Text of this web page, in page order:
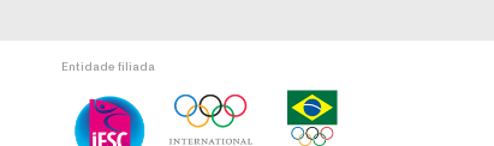
Entidade filiada